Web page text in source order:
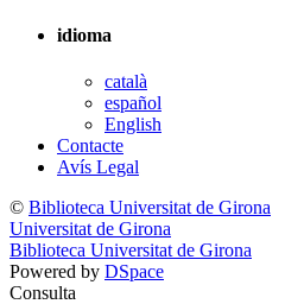
idioma
català
español
English
Contacte
Avís Legal
© Biblioteca Universitat de Girona
Universitat de Girona
Biblioteca Universitat de Girona
Powered by DSpace
Consulta